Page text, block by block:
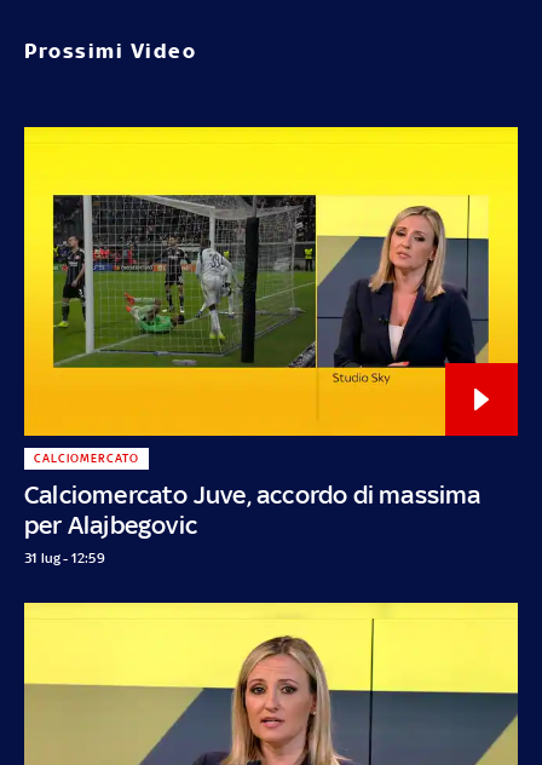
Prossimi Video
Calciomercato Juve, accordo di massima
per Alajbegovic
CALCIOMERCATO
31 lug - 12:59